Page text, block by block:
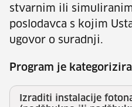
stvarnim ili
poslodavca s kojim
ugovor o suradnji.
Program je
Izraditi instalacije